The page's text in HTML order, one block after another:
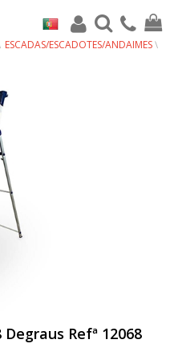
ESCADAS/ESCADOTES/ANDAIMES
Refª 12068